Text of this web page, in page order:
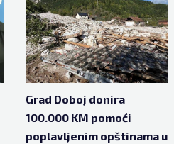
Grad Doboj donira
100.000 KM pomoći
poplavljenim opštinama u